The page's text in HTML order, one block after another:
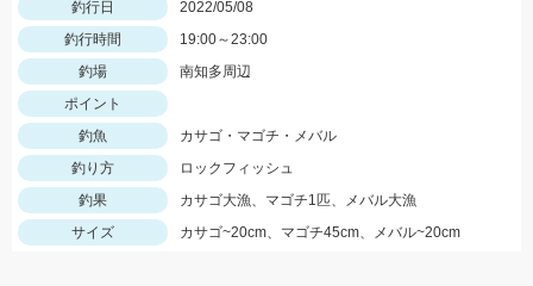
釣行日
2022/05/08
釣行時間
19:00～23:00
釣場
南知多周辺
ポイント
釣魚
カサゴ・マゴチ・メバル
釣り方
ロックフィッシュ
釣果
カサゴ大漁、マゴチ1匹、メバル大漁
サイズ
カサゴ~20cm、マゴチ45cm、メバル~20cm